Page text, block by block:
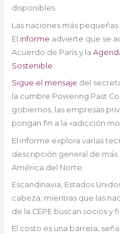
disponibles.
Las naciones más
El informe advierte que se
Acuerdo de París y la
Sostenible
Sigue el mensaje del
la cumbre Powering Past
gobiernos, las empresas
pongan fin a la «adicción
El informe explora varias
descripción general de
América del Norte.
Escandinavia, Estados
cabeza, mientras que las
de la CEPE buscan socios y
El costo es una barrera,